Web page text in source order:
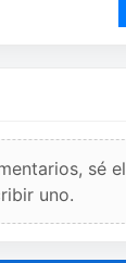
sé el
uno.